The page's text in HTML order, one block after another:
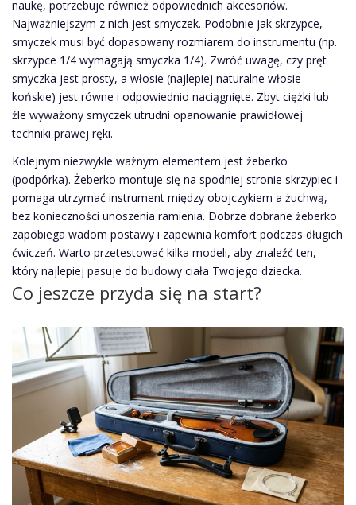
naukę, potrzebuje również odpowiednich akcesoriów.
Najważniejszym z nich jest smyczek. Podobnie jak skrzypce,
smyczek musi być dopasowany rozmiarem do instrumentu (np.
skrzypce 1/4 wymagają smyczka 1/4). Zwróć uwagę, czy pręt
smyczka jest prosty, a włosie (najlepiej naturalne włosie
końskie) jest równe i odpowiednio naciągnięte. Zbyt ciężki lub
źle wyważony smyczek utrudni opanowanie prawidłowej
techniki prawej ręki.
Kolejnym niezwykle ważnym elementem jest żeberko
(podpórka). Żeberko montuje się na spodniej stronie skrzypiec i
pomaga utrzymać instrument między obojczykiem a żuchwą,
bez konieczności unoszenia ramienia. Dobrze dobrane żeberko
zapobiega wadom postawy i zapewnia komfort podczas długich
ćwiczeń. Warto przetestować kilka modeli, aby znaleźć ten,
który najlepiej pasuje do budowy ciała Twojego dziecka.
Co jeszcze przyda się na start?